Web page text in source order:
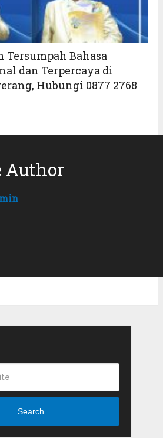
Tersumpah Bahasa
dan Terpercaya di
Hubungi 0877 2768
Author
Search